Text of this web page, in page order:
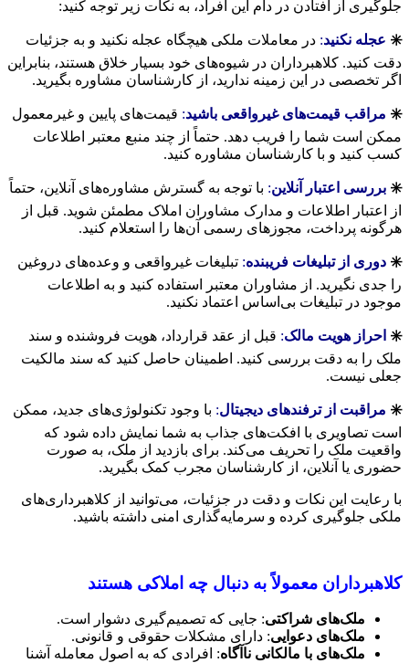
جلوگیری از افتادن در دام این افراد، به نکات زیر توجه کنید:
✳️ عجله نکنید: در معاملات ملکی هیچگاه عجله نکنید و به جزئیات
دقت کنید. کلاهبرداران در شیوه‌های خود بسیار خلاق هستند، بنابراین
اگر تخصصی در این زمینه ندارید، از کارشناسان مشاوره بگیرید.
✳️ مراقب قیمت‌های غیرواقعی باشید: قیمت‌های پایین و غیرمعمول
ممکن است شما را فریب دهد. حتماً از چند منبع معتبر اطلاعات
کسب کنید و با کارشناسان مشاوره کنید.
✳️ بررسی اعتبار آنلاین: با توجه به گسترش مشاوره‌های آنلاین، حتماً
از اعتبار اطلاعات و مدارک مشاوران املاک مطمئن شوید. قبل از
هرگونه پرداخت، مجوزهای رسمی آن‌ها را استعلام کنید.
✳️ دوری از تبلیغات فریبنده: تبلیغات غیرواقعی و وعده‌های دروغین
را جدی نگیرید. از مشاوران معتبر استفاده کنید و به اطلاعات
موجود در تبلیغات بی‌اساس اعتماد نکنید.
✳️ احراز هویت مالک: قبل از عقد قرارداد، هویت فروشنده و سند
ملک را به دقت بررسی کنید. اطمینان حاصل کنید که سند مالکیت
جعلی نیست.
✳️ مراقبت از ترفندهای دیجیتال: با وجود تکنولوژی‌های جدید، ممکن
است تصاویری با افکت‌های جذاب به شما نمایش داده شود که
واقعیت ملک را تحریف می‌کند. برای بازدید از ملک، به صورت
حضوری یا آنلاین، از کارشناسان مجرب کمک بگیرید.
با رعایت این نکات و دقت در جزئیات، می‌توانید از کلاهبرداری‌های
ملکی جلوگیری کرده و سرمایه‌گذاری امنی داشته باشید.
کلاهبرداران معمولاً به دنبال چه املاکی هستند
ملک‌های شراکتی: جایی که تصمیم‌گیری دشوار است.
ملک‌های دعوایی: دارای مشکلات حقوقی و قانونی.
ملک‌های با مالکانی ناآگاه: افرادی که به اصول معامله آشنا